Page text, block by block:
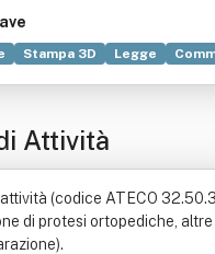
Stampa 3D Legge
Tridimensionalità
Attività
attività (codice ATECO
di protesi ortopediche,